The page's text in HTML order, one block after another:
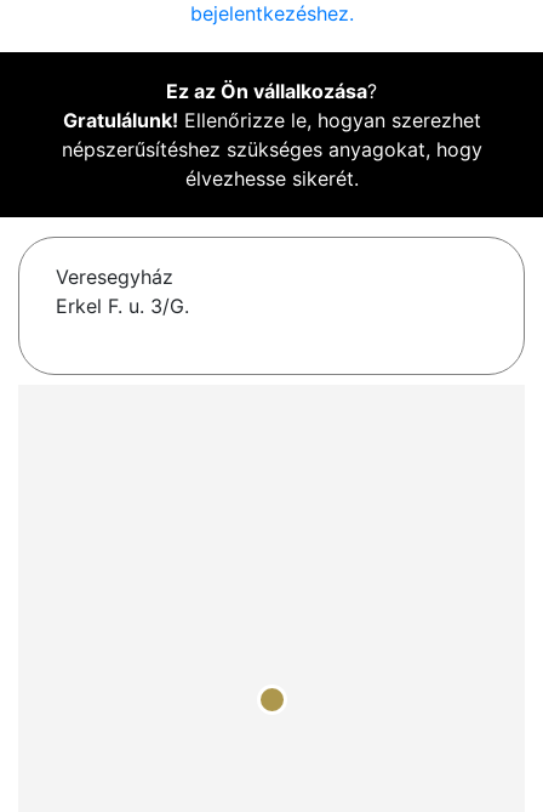
bejelentkezéshez.
Ez az Ön vállalkozása?
Gratulálunk! Ellenőrizze le, hogyan szerezhet
népszerűsítéshez szükséges anyagokat, hogy
élvezhesse sikerét.
Veresegyház
Erkel F. u. 3/G.